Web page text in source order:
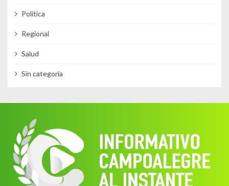
Política
Regional
Salud
Sin categoría